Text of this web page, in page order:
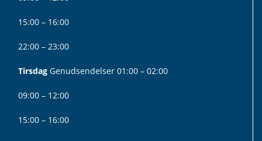
15:00 – 16:00
22:00 – 23:00
Tirsdag Genudsendelser 01:00 – 02:00
09:00 – 12:00
15:00 – 16:00